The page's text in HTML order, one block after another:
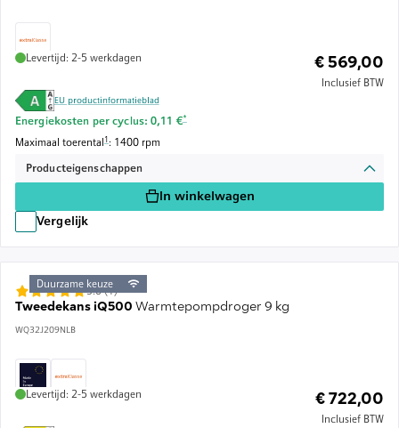
Levertijd: 2-5 werkdagen € 569,00
Inclusief BTW
EU productinformatieblad
Energiekosten per cyclus: 0,11 €Voetnoot *: Schatting op basis van een energieprijs van
*
Maximaal toerental Voetnoot 1: De maximale centrifugesnelheid wordt automatisch verlaagd bij
1: 1400 rpm
Producteigenschappen
In winkelwagen
Vergelijk
Tweedekans iQ500 Warmtepompdroger 9 kg
WQ32J209NLB
5.0 (1)
Duurzame keuze
Levertijd: 2-5 werkdagen € 722,00
Inclusief BTW